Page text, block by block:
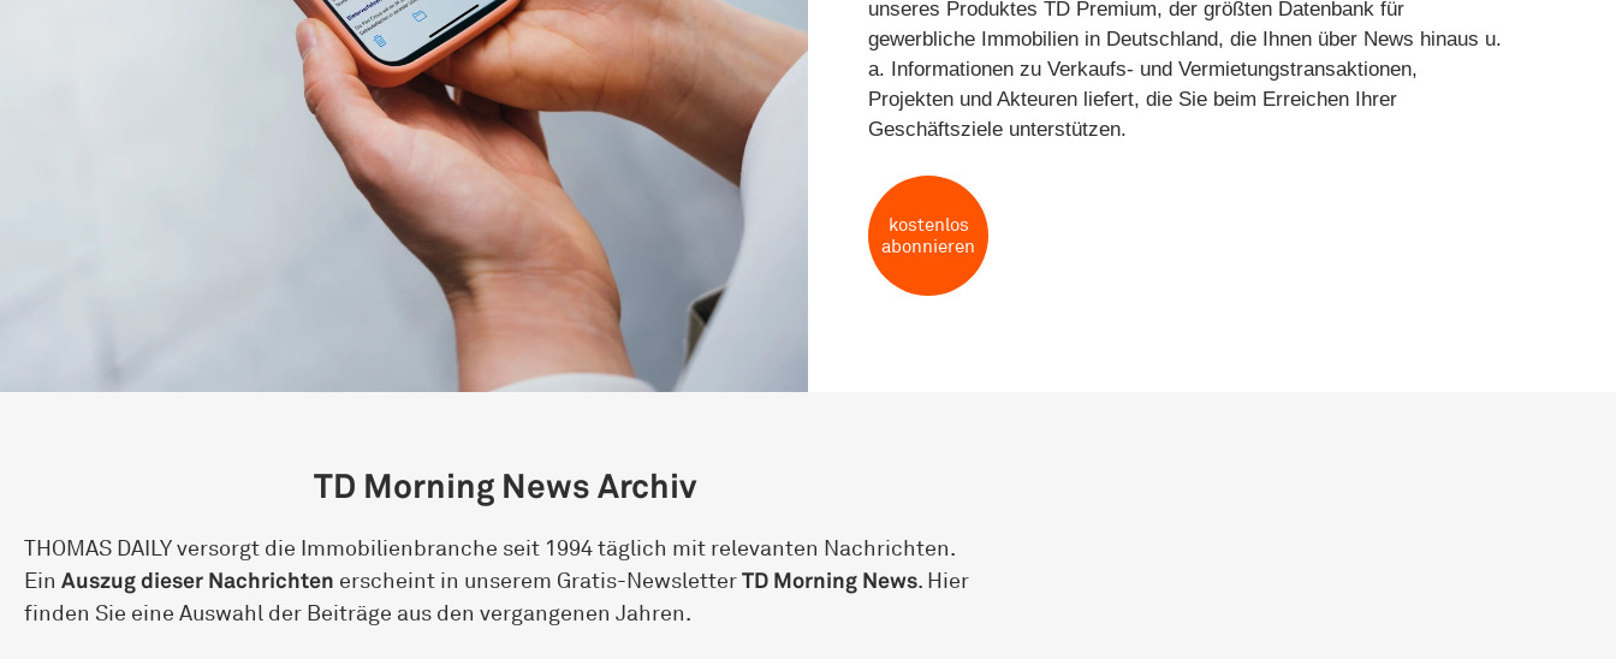
unseres Produktes TD Premium, der größten Datenbank für
gewerbliche Immobilien in Deutschland, die Ihnen über News hinaus u.
a. Informationen zu Verkaufs- und Vermietungstransaktionen,
Projekten und Akteuren liefert, die Sie beim Erreichen Ihrer
Geschäftsziele unterstützen.
kostenlos
abonnieren
TD Morning News Archiv
THOMAS DAILY versorgt die Immobilienbranche seit 1994 täglich mit relevanten Nachrichten.
Ein Auszugdieser Nachrichten erscheint in unserem Gratis-NewsletterTD Morning News. Hier
finden Sie eine Auswahl der Beiträge aus den vergangenen Jahren.